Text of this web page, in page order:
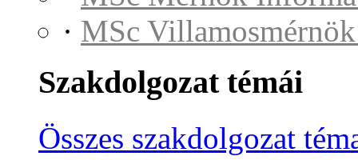
· MSc
Szakdolgozat témái
Összes szakdolgozat